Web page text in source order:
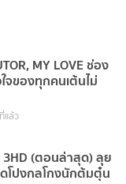
MY LOVE ช่อง
จของทุกคนเต้นไม่
แล้ว
3HD (ตอนล่าสุด) ลุย
โปงกลโกงนักต้มตุ๋น